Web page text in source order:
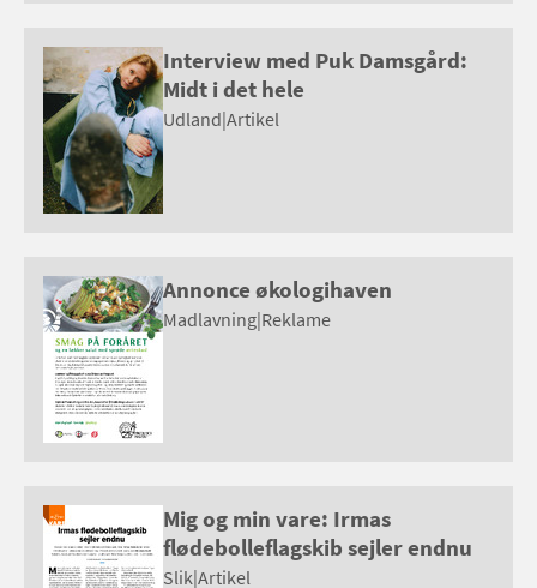
Interview med Puk Damsgård:
Midt i det hele
Udland|Artikel
Annonce økologihaven
Madlavning|Reklame
Mig og min vare: Irmas
flødebolleflagskib sejler endnu
Slik|Artikel